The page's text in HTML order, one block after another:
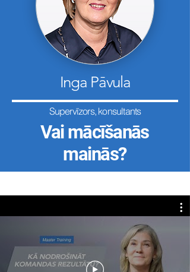
Inga Pāvula
Supervīzors, konsultants
Vai mācīšanās
mainās?